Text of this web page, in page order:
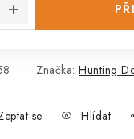
Značka: Hunting
se Hlídat